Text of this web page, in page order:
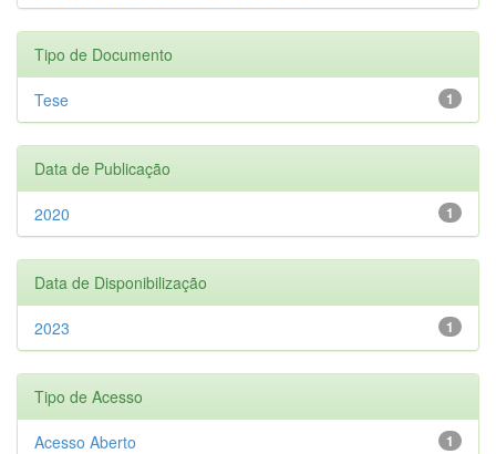
Tipo de Documento
1
Tese
Data de Publicação
1
2020
Data de Disponibilização
1
2023
Tipo de Acesso
1
Acesso Aberto